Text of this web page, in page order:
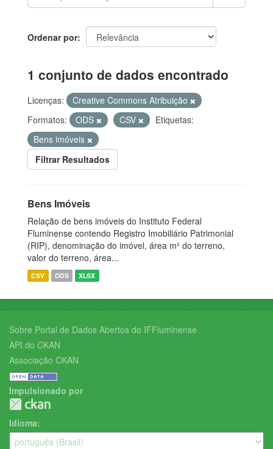
Ordenar por
1 conjunto de dados encontrado
Licenças:
Creative Commons Atribuição
Formatos:
ODS CSV
Etiquetas:
Bens imóveis
Filtrar Resultados
Bens Imóveis
Relação de bens imóveis do Instituto Federal
Fluminense contendo Registro Imobiliário Patrimonial
(RIP), denominação do imóvel, área m² do terreno,
valor do terreno, área...
CSV ODS XLSX
Sobre Portal de Dados Abertos do IFFluminense
API do CKAN
Associação CKAN
Impulsionado por
Idioma